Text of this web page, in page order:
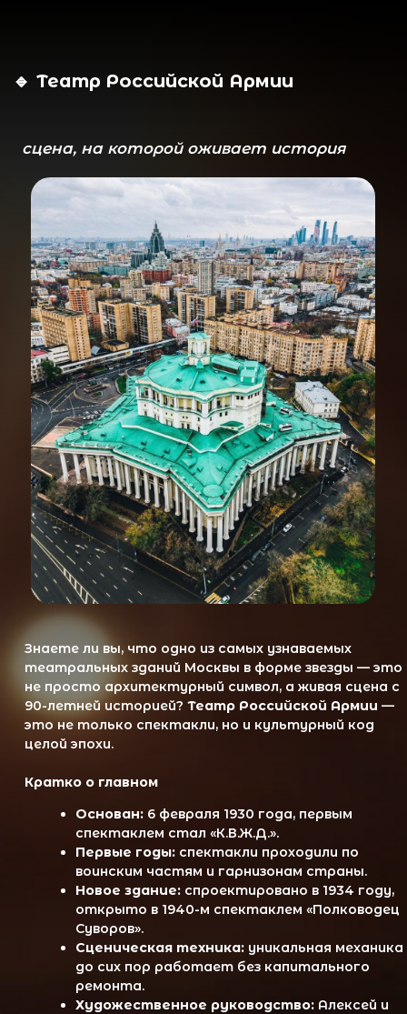
Что делает театр
уникальным?
Знаете ли вы, что одно из самых узнаваемых
театральных зданий Москвы в форме звезды — это
не просто архитектурный символ, а живая сцена с
90-летней историей?Театр Российской Армии—
это не только спектакли, но и культурный код
целой эпохи.
Кратко о главном
Основан:
6 февраля 1930 года, первым
спектаклем стал «К.В.Ж.Д.».
воинским частям и гарнизонам страны.
открыто в 1940-м спектаклем «Полководец
Суворов».
Сценическая техника:
уникальная механика
до сих пор работает без капитального
ремонта.
Андрей Поповы, Александр Лазарев, Юрий
Завадский и др.
до Чехова.